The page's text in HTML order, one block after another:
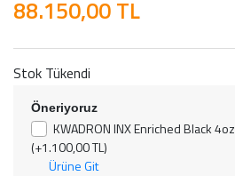
88.150,00 TL
Stok Tükendi
Öneriyoruz
KWADRON INX Enriched Black
(+1.100,00 TL)
Ürüne Git